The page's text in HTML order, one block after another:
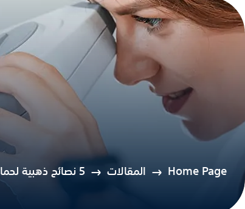
Home Page المقالات 5 نصائح ذهبية لحماية العين بعد العمليات الجراحية في جدة مع الدكتور حنتيرة